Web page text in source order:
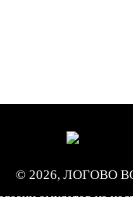
© 2026, ЛОГОВО